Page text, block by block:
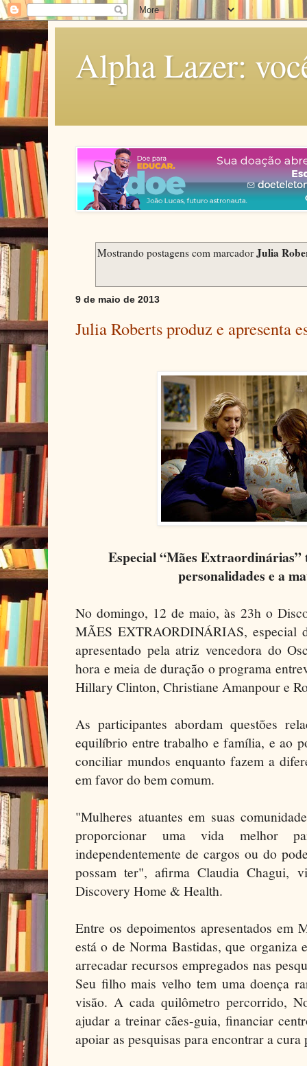
Alpha Lazer:
Mostrando postagens com marcadorJulia
9 de maio de 2013
Julia Roberts produz e apresenta
Especial “Mães
personalidades e a
No domingo, 12 de maio, às 23h o
MÃES EXTRAORDINÁRIAS, especial
apresentado pela atriz vencedora do
hora e meia de duração o programa
Hillary Clinton, Christiane Amanpour e
As participantes abordam questões
equilíbrio entre trabalho e família, e ao
conciliar mundos enquanto fazem a
em favor do bem comum.
"Mulheres atuantes em suas
proporcionar uma vida melhor
independentemente de cargos ou do
possam ter", afirma Claudia Chagui,
Discovery Home & Health.
Entre os depoimentos apresentados
está o de Norma Bastidas, que organiza
arrecadar recursos empregados nas
Seu filho mais velho tem uma doença
visão. A cada quilômetro percorrido,
ajudar a treinar cães-guia, financiar
apoiar as pesquisas para encontrar a